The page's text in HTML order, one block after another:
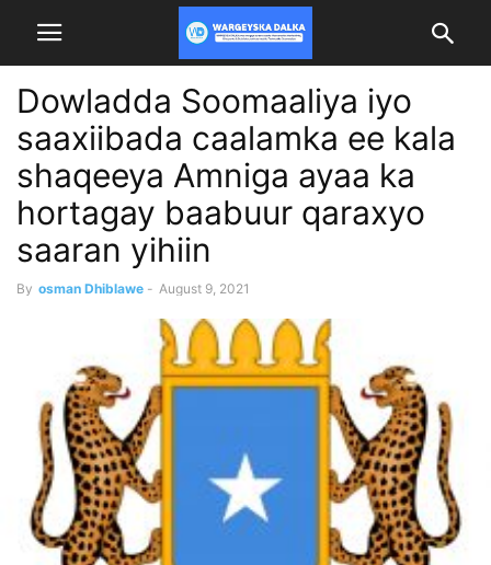
Dowladda Soomaaliya iyo
saaxiibada caalamka ee kala
shaqeeya Amniga ayaa ka
hortagay baabuur qaraxyo
saaran yihiin
By osman Dhiblawe - August 9, 2021